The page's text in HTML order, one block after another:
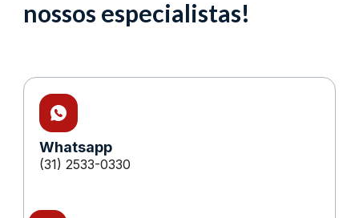
nossos especialistas!
Whatsapp
(31) 2533-0330